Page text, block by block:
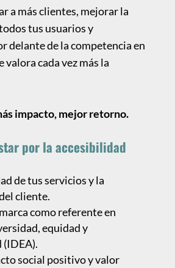
a más clientes, mejorar la
tus usuarios y
delante de la competencia en
valora cada vez más la
impacto, mejor retorno.
por la accesibilidad
de tus servicios y la
cliente.
como referente en
equidad y
(IDEA).
social positivo y valor